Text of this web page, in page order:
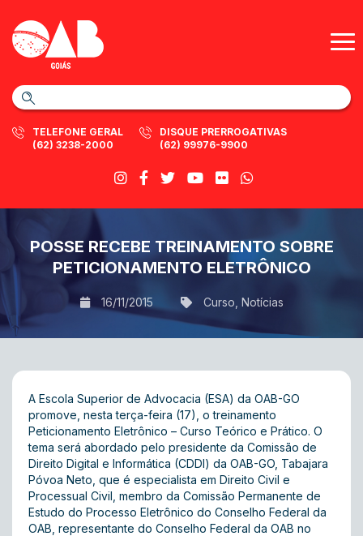
TELEFONE GERAL
(62) 3238-2000
DISQUE PRERROGATIVAS
(62) 99976-9900
POSSE RECEBE TREINAMENTO SOBRE
PETICIONAMENTO ELETRÔNICO
16/11/2015 Curso Notícias
A Escola Superior de Advocacia (ESA) da OAB-GO
promove, nesta terça-feira (17), o treinamento
Peticionamento Eletrônico – Curso Teórico e Prático. O
tema será abordado pelo presidente da Comissão de
Direito Digital e Informática (CDDI) da OAB-GO, Tabajara
Póvoa Neto, que é especialista em Direito Civil e
Processual Civil, membro da Comissão Permanente de
Estudo do Processo Eletrônico do Conselho Federal da
OAB, representante do Conselho Federal da OAB no